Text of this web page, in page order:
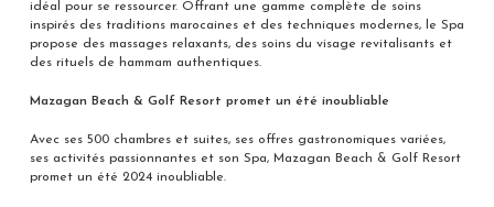
idéal pour se ressourcer. Offrant une gamme complète de soins
inspirés des traditions marocaines et des techniques modernes, le Spa
propose des massages relaxants, des soins du visage revitalisants et
des rituels de hammam authentiques.
Mazagan Beach & Golf Resort promet un été inoubliable
Avec ses 500 chambres et suites, ses offres gastronomiques variées,
ses activités passionnantes et son Spa, Mazagan Beach & Golf Resort
promet un été 2024 inoubliable.